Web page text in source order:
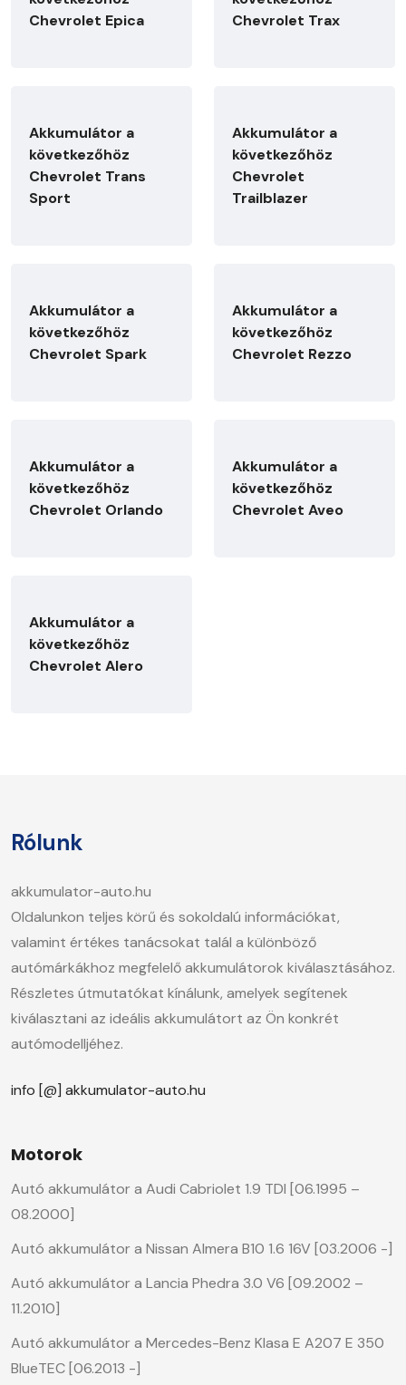
Chevrolet Epica
Chevrolet Trax
Akkumulátor a
következőhöz
Chevrolet Trans
Sport
Akkumulátor a
következőhöz
Chevrolet
Trailblazer
Akkumulátor a
következőhöz
Chevrolet Spark
Akkumulátor a
következőhöz
Chevrolet Rezzo
Akkumulátor a
következőhöz
Chevrolet Orlando
Akkumulátor a
következőhöz
Chevrolet Aveo
Akkumulátor a
következőhöz
Chevrolet Alero
Rólunk
akkumulator-auto.hu
Oldalunkon teljes körű és sokoldalú információkat,
valamint értékes tanácsokat talál a különböző
autómárkákhoz megfelelő akkumulátorok kiválasztásához.
Részletes útmutatókat kínálunk, amelyek segítenek
kiválasztani az ideális akkumulátort az Ön konkrét
autómodelljéhez.
info [@] akkumulator-auto.hu
Motorok
Autó akkumulátor a Audi Cabriolet 1.9 TDI [06.1995 –
08.2000]
Autó akkumulátor a Nissan Almera B10 1.6 16V [03.2006 -]
Autó akkumulátor a Lancia Phedra 3.0 V6 [09.2002 –
11.2010]
Autó akkumulátor a Mercedes-Benz Klasa E A207 E 350
BlueTEC [06.2013 -]